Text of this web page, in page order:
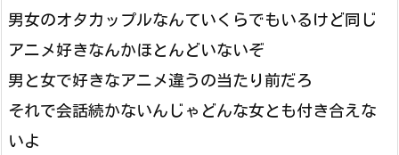
男女のオタカップルなんていくらでもいるけど同じ
アニメ好きなんかほとんどいないぞ
男と女で好きなアニメ違うの当たり前だろ
それで会話続かないんじゃどんな女とも付き合えな
いよ